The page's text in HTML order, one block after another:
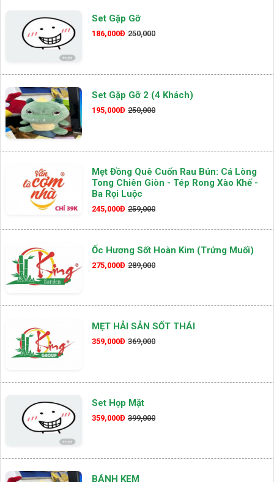
Set Gặp Gỡ
186,000Đ 250,000
Set Gặp Gỡ 2 (4 Khách)
195,000Đ 250,000
Mẹt Đồng Quê Cuốn Rau Bún: Cá Lòng
Tong Chiên Giòn - Tép Rong Xào Khế -
Ba Rọi Luộc
245,000Đ 259,000
Ốc Hương Sốt Hoàn Kim (Trứng Muối)
275,000Đ 289,000
MẸT HẢI SẢN SỐT THÁI
359,000Đ 369,000
Set Họp Mặt
359,000Đ 399,000
BÁNH KEM